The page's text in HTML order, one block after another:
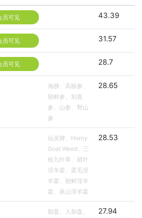
员可见 43.39
员可见 31.57
员可见 28.7
海腴、高丽参、
朝鲜参、别直
参、山参、野山
参
28.65
仙灵脾、Horny
Goat Weed、三
枝九叶草、箭叶
淫羊藿、柔毛淫
羊藿、朝鲜淫羊
藿、巫山淫羊藿
28.53
胎盘、人胎盘、 27.94